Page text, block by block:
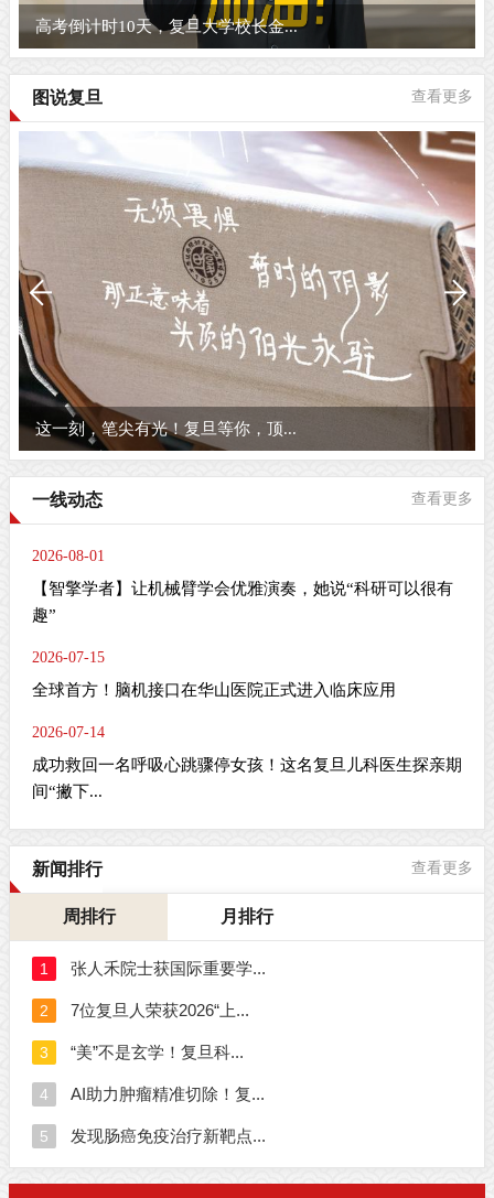
高考倒计时10天，复旦大学校长金...
图说复旦 查看更多
这一刻，笔尖有光！复旦等你，顶...
一线动态 查看更多
2026-08-01
【智擎学者】让机械臂学会优雅演奏，她说“科研可以很有
趣”
2026-07-15
全球首方！脑机接口在华山医院正式进入临床应用
2026-07-14
成功救回一名呼吸心跳骤停女孩！这名复旦儿科医生探亲期
间“撇下...
新闻排行 查看更多
周排行 月排行